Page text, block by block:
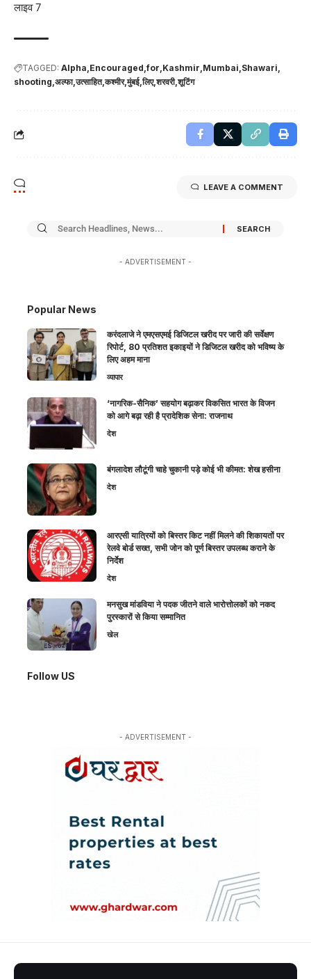
लाइव 7
TAGGED: Alpha Encouraged for Kashmir Mumbai Shawari
shooting अल्फा उत्साहित कश्मीर मुंबई लिए शरवरी शूटिंग
LEAVE A COMMENT
- ADVERTISEMENT -
Popular News
करंदलाजे ने एमएसएमई डिजिटल खरीद पर जारी की सर्वेक्षण
रिपोर्ट, 80 प्रतिशत इकाइयों ने डिजिटल खरीद को भविष्य के
लिए अहम माना
व्यापार
‘नागरिक-सैनिक’ सहयोग बढ़ाकर विकसित भारत के विजन
को आगे बढ़ा रही है प्रादेशिक सेना: राजनाथ
देश
बंगलादेश लौटूंगी चाहे चुकानी पड़े कोई भी कीमत: शेख हसीना
देश
आरएसी यात्रियों को बिस्तर किट नहीं मिलने की शिकायतों पर
रेलवे बोर्ड सख्त, सभी जोन को पूर्ण बिस्तर उपलब्ध कराने के
निर्देश
देश
मनसुख मांडविया ने पदक जीतने वाले भारोत्तोलकों को नकद
पुरस्कारों से किया सम्मानित
खेल
Follow US
- ADVERTISEMENT -